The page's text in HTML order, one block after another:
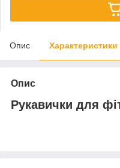
Опис Характеристики
Опис
Рукавички для